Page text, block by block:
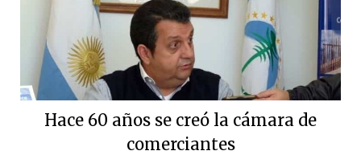
Hace 60 años se creó la cámara de
comerciantes